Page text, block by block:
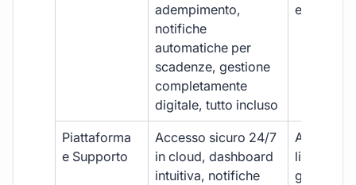
adempimento,
notifiche
automatiche per
scadenze, gestione
completamente
digitale, tutto incluso
e
Piattaforma
e Supporto
Accesso sicuro 24/7
in cloud, dashboard
intuitiva, notifiche
Accesso
limitato,
gestione